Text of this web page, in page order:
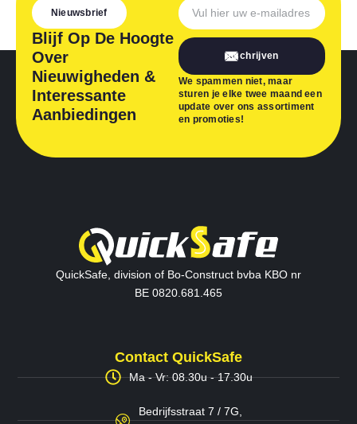
Nieuwsbrief
Blijf Op De Hoogte
Over
Nieuwigheden &
Interessante
Aanbiedingen
Inschrijven
We spammen niet, maar
sturen je elke twee maand een
update over ons assortiment
en promoties!
QuickSafe, division of Bo-Construct bvba KBO nr
BE 0820.681.465
Contact QuickSafe
Ma - Vr: 08.30u - 17.30u
Bedrijfsstraat 7 / 7G,